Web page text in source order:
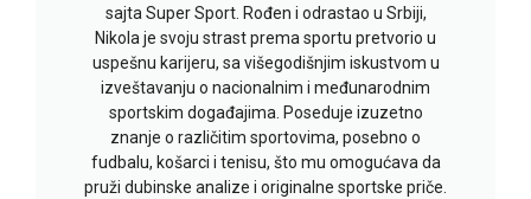
sajta Super Sport. Rođen i odrastao u Srbiji,
Nikola je svoju strast prema sportu pretvorio u
uspešnu karijeru, sa višegodišnjim iskustvom u
izveštavanju o nacionalnim i međunarodnim
sportskim događajima. Poseduje izuzetno
znanje o različitim sportovima, posebno o
fudbalu, košarci i tenisu, što mu omogućava da
pruži dubinske analize i originalne sportske priče.